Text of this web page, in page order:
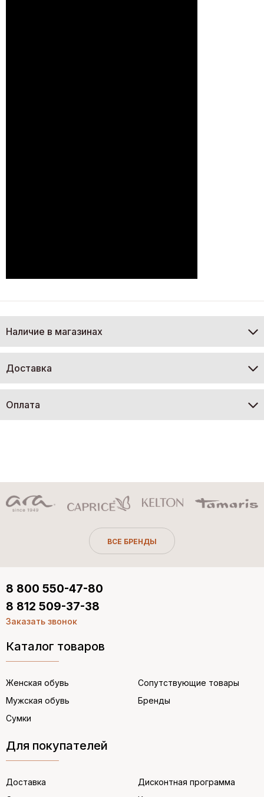
Наличие в магазинах
Доставка
Оплата
ВСЕ БРЕНДЫ
Каталог товаров
Женская обувь
Мужская обувь
Сумки
Сопутствующие товары
Бренды
Для покупателей
Доставка
Дисконтная программа
8 800 550-47-80
8 812 509-37-38
Заказать звонок